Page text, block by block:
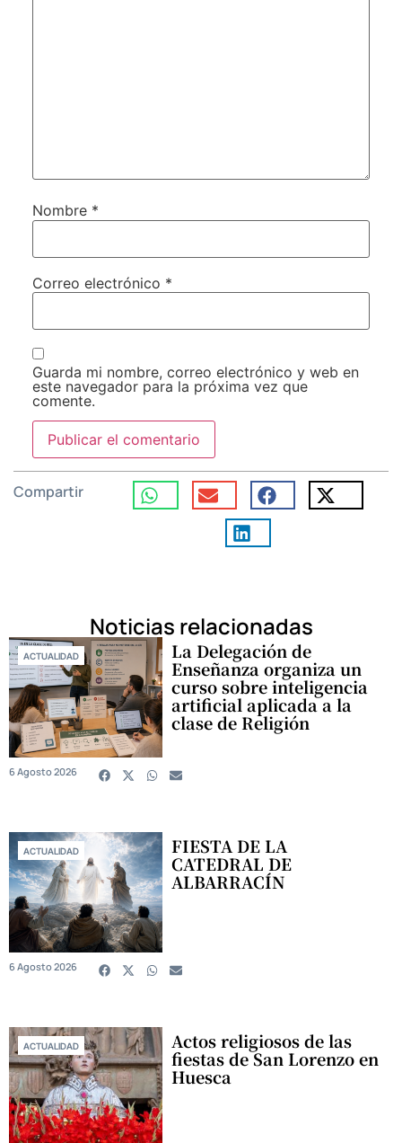
Nombre *
Correo electrónico *
Guarda mi nombre, correo electrónico y web en
este navegador para la próxima vez que
comente.
Compartir
Noticias relacionadas
ACTUALIDAD La Delegación de
Enseñanza organiza un
curso sobre inteligencia
artificial aplicada a la
clase de Religión
6 Agosto 2026
ACTUALIDAD FIESTA DE LA
CATEDRAL DE
ALBARRACÍN
6 Agosto 2026
ACTUALIDAD Actos religiosos de las
fiestas de San Lorenzo en
Huesca